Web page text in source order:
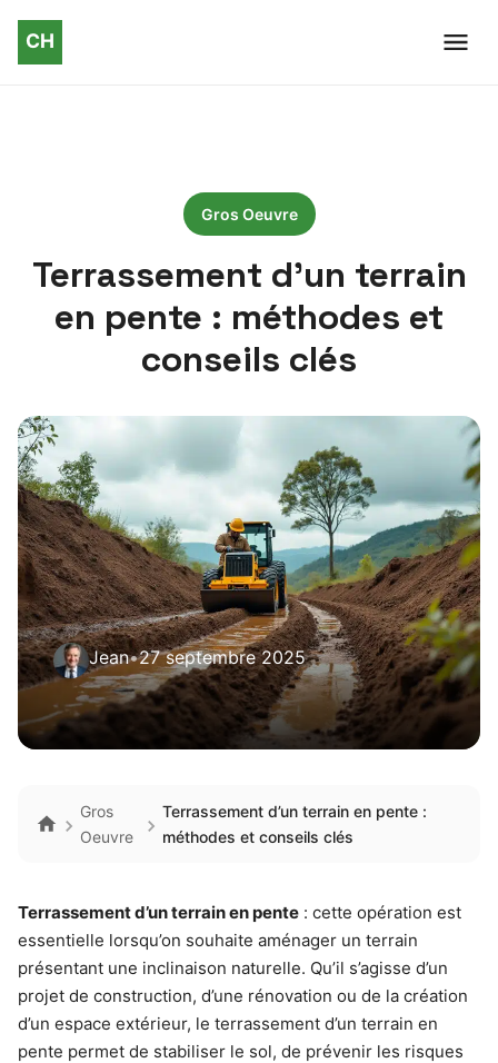
Gros Oeuvre
Terrassement d’un terrain
en pente : méthodes et
conseils clés
Jean•27 septembre 2025
Gros
Oeuvre
Terrassement d’un terrain en pente :
méthodes et conseils clés
Terrassement d’un terrain en pente : cette opération est
essentielle lorsqu’on souhaite aménager un terrain
présentant une inclinaison naturelle. Qu’il s’agisse d’un
projet de construction, d’une rénovation ou de la création
d’un espace extérieur, le terrassement d’un terrain en
pente permet de stabiliser le sol, de prévenir les risques